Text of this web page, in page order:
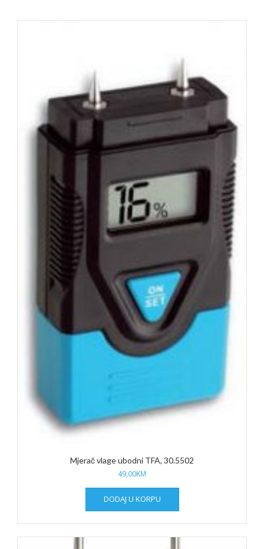
Mjerač vlage ubodni TFA, 30.5502
49,00KM
DODAJ U KORPU